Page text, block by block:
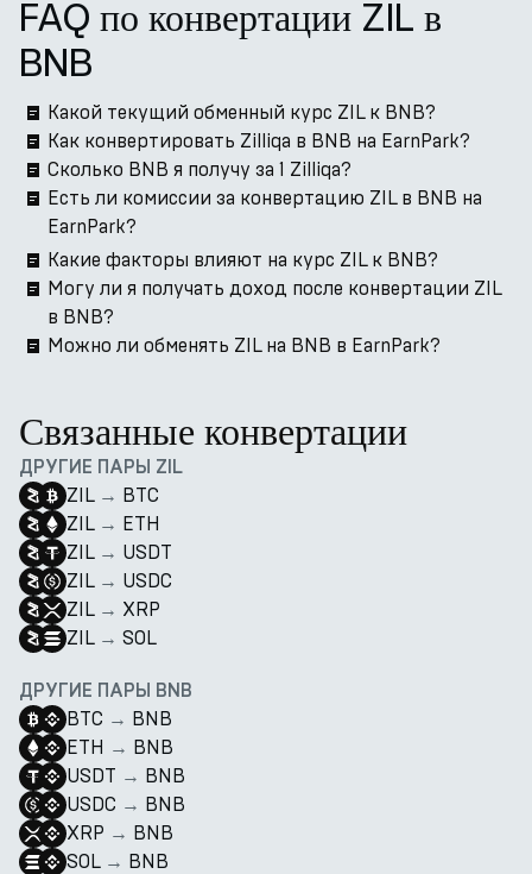
FAQ по конвертации ZIL в
BNB
Какой текущий обменный курс ZIL к BNB?
Как конвертировать Zilliqa в BNB на EarnPark?
Сколько BNB я получу за 1 Zilliqa?
Есть ли комиссии за конвертацию ZIL в BNB на
EarnPark?
Какие факторы влияют на курс ZIL к BNB?
Могу ли я получать доход после конвертации ZIL
в BNB?
Можно ли обменять ZIL на BNB в EarnPark?
Связанные конвертации
ДРУГИЕ ПАРЫ ZIL
ZIL → BTC
ZIL → ETH
ZIL → USDT
ZIL → USDC
ZIL → XRP
ZIL → SOL
ДРУГИЕ ПАРЫ BNB
BTC → BNB
ETH → BNB
USDT → BNB
USDC → BNB
XRP → BNB
SOL → BNB